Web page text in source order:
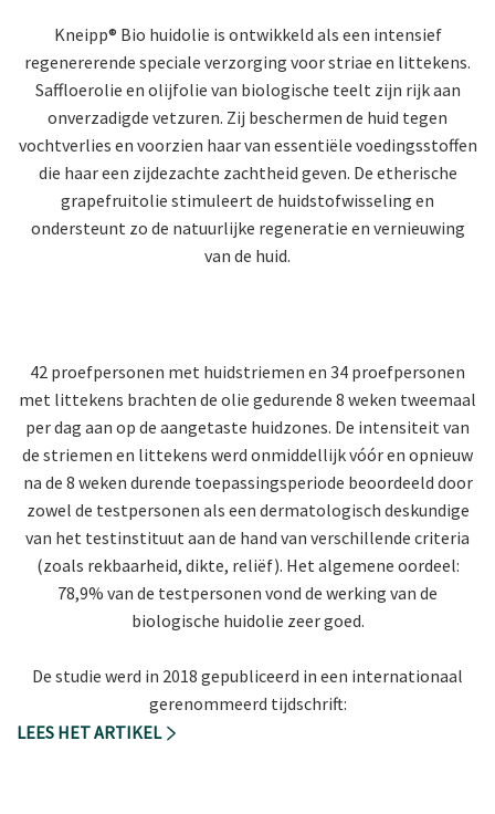
Kneipp® Bio huidolie is ontwikkeld als een intensief
regenererende speciale verzorging voor striae en littekens.
Saffloerolie en olijfolie van biologische teelt zijn rijk aan
onverzadigde vetzuren. Zij beschermen de huid tegen
vochtverlies en voorzien haar van essentiële voedingsstoffen
die haar een zijdezachte zachtheid geven. De etherische
grapefruitolie stimuleert de huidstofwisseling en
ondersteunt zo de natuurlijke regeneratie en vernieuwing
van de huid.
42 proefpersonen met huidstriemen en 34 proefpersonen
met littekens brachten de olie gedurende 8 weken tweemaal
per dag aan op de aangetaste huidzones. De intensiteit van
de striemen en littekens werd onmiddellijk vóór en opnieuw
na de 8 weken durende toepassingsperiode beoordeeld door
zowel de testpersonen als een dermatologisch deskundige
van het testinstituut aan de hand van verschillende criteria
(zoals rekbaarheid, dikte, reliëf). Het algemene oordeel:
78,9% van de testpersonen vond de werking van de
biologische huidolie zeer goed.
De studie werd in 2018 gepubliceerd in een internationaal
gerenommeerd tijdschrift:
LEES HET ARTIKEL